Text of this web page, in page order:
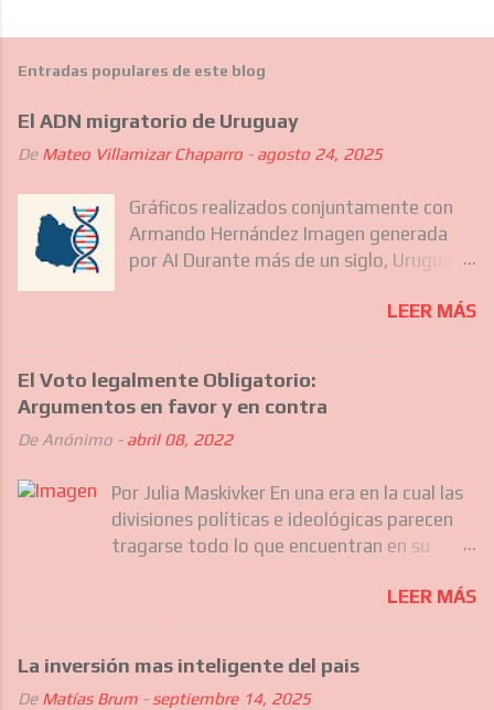
Entradas populares de este blog
El ADN migratorio de Uruguay
De Mateo Villamizar Chaparro - agosto 24, 2025
Gráficos realizados conjuntamente con
Armando Hernández Imagen generada
por AI Durante más de un siglo, Uruguay
migratorias que no solo incluyeron a los
europeos que forjaron gran parte de su
recientemente, a comunidades del
Caribe, Asia y otras regiones de América
Latina. Estas migraciones sucesivas han
carácter nacional uruguayo, su
gastronomía, sus barrios y hasta su
forma de hablar. Hoy, cuando los
interior, conviven con los rastros de
todas estas culturas sin siquiera darse
cuenta. Lugares como Nueva Helvecia o
Colonia Valdense en el departamento de
LEER MÁS
El Voto legalmente Obligatorio:
Argumentos en favor y en contra
De Anónimo - abril 08, 2022
Por Julia Maskivker En una era en la cual las
divisiones políticas e ideológicas parecen
tragarse todo lo que encuentran en su
discusión acerca del voto legalmente
obligatorio haya alcanzado ciertos niveles
voto obligatorio un instrumento legitimo
de las democracias que aspiran a ser
LEER MÁS
La inversión mas inteligente del pais
De Matías Brum - septiembre 14, 2025